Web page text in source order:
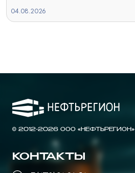
04.08.2026
© 2012-2026 ООО «НЕФТЬРЕГИОН»
КОНТАКТЫ